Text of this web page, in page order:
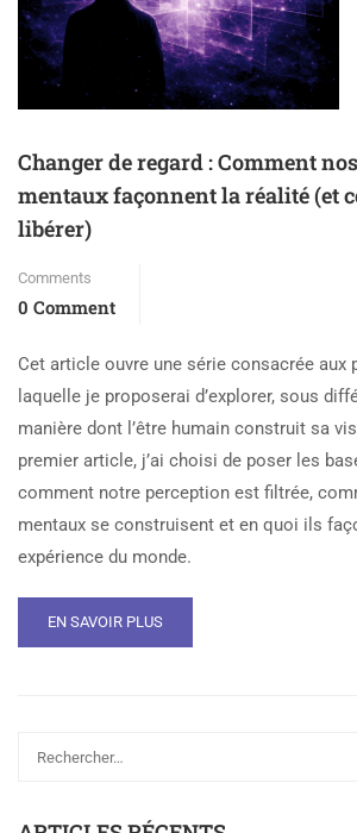
Changer de regard : Comment
mentaux façonnent la réalité (et
libérer)
Comments
0 Comment
Cet article ouvre une série consacrée aux
laquelle je proposerai d’explorer, sous
manière dont l’être humain construit sa
premier article, j’ai choisi de poser les
comment notre perception est filtrée,
mentaux se construisent et en quoi ils
expérience du monde.
EN SAVOIR PLUS